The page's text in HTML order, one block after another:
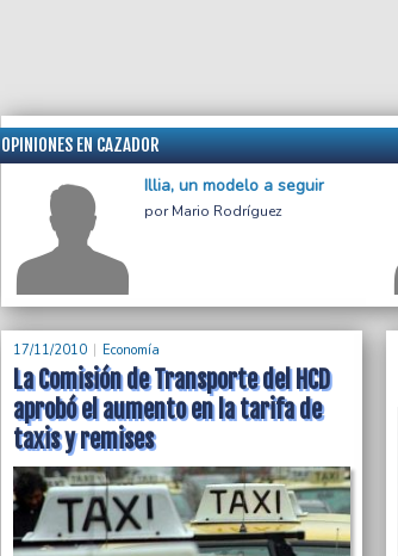
OPINIONES EN CAZADOR
Illia, un modelo a seguir
Mario Rodríguez
17/11/2010 Economía
La Comisión de Transporte del HCD
aprobó el aumento en la tarifa de
taxis y remises